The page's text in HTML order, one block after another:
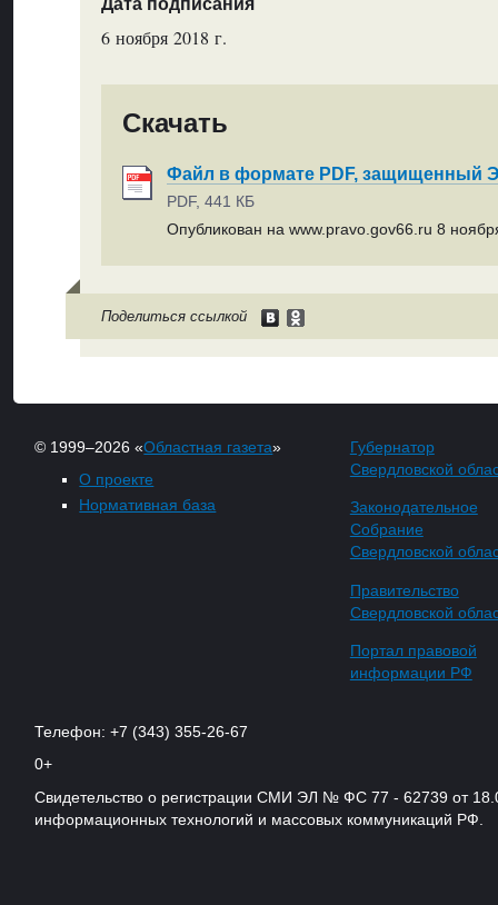
6 ноября 2018 г.
Скачать
Файл в формате PDF, защищенный
PDF, 441 КБ
Опубликован на www.pravo.gov66.ru 8
Поделиться ссылкой
© 1999–2026 «Областная газета»
О проекте
Нормативная база
Губернатор
Свердловской
Законодательное
Собрание
Свердловской
Правительство
Свердловской
Портал правовой
информации РФ
Телефон: +7 (343) 355-26-67
0+
Свидетельство о регистрации СМИ ЭЛ № ФС 77 - 62739 от
информационных технологий и массовых коммуникаций РФ.